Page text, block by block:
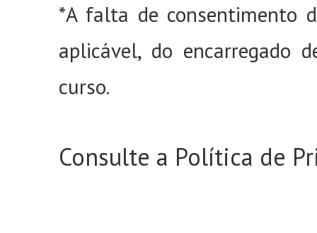
*A falta de consentimento
aplicável, do encarregado
curso.
Consulte a Política de